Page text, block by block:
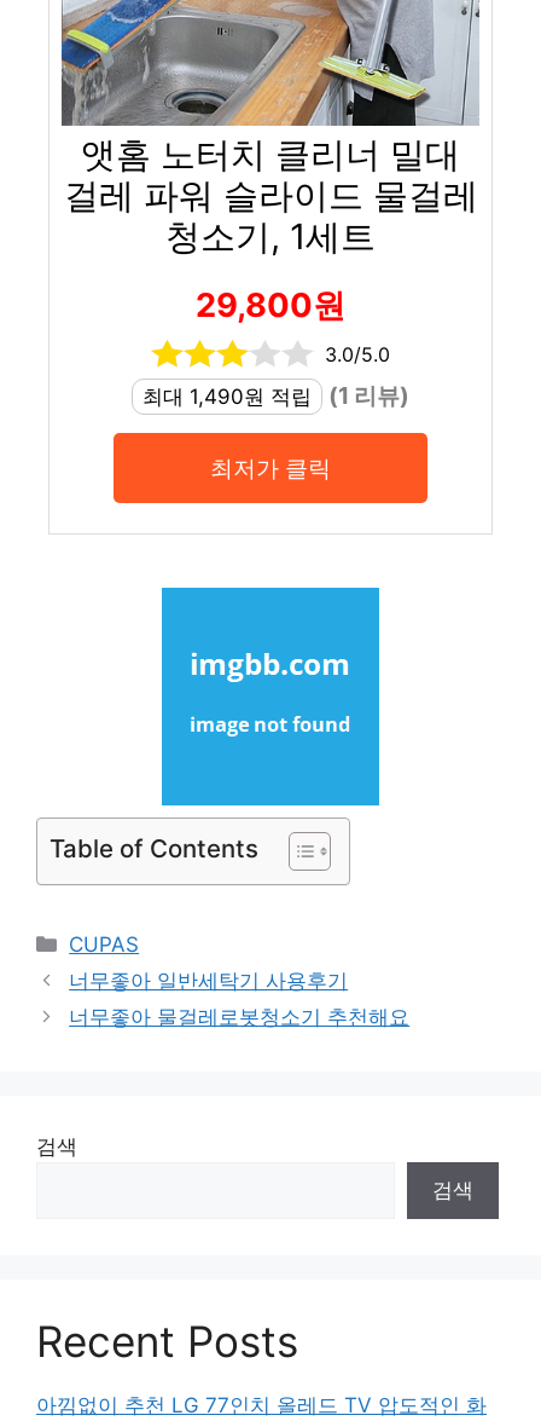
앳홈 노터치 클리너 밀대
걸레 파워 슬라이드 물걸레
청소기, 1세트
29,800원
3.0/5.0
최대 1,490원 적립
(1 리뷰)
최저가 클릭
Table of Contents
Categories
CUPAS
너무좋아 일반세탁기 사용후기
너무좋아 물걸레로봇청소기 추천해요
검색
검색
Recent Posts
아낌없이 추천 LG 77인치 올레드 TV 압도적인 화